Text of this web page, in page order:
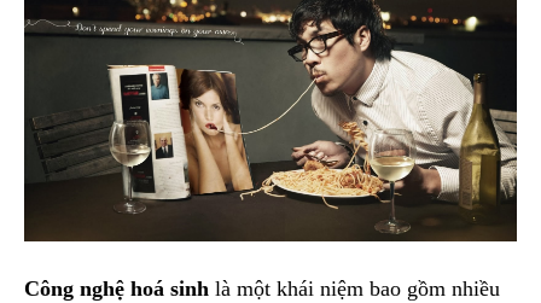
Công nghệ hoá sinh là một khái niệm bao gồm nhiều